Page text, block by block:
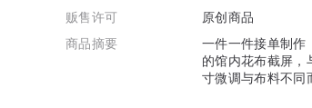
贩售许可
原创商品
商品摘要
一件一件接单制作
的馆内花布截屏，
寸微调与布料不同